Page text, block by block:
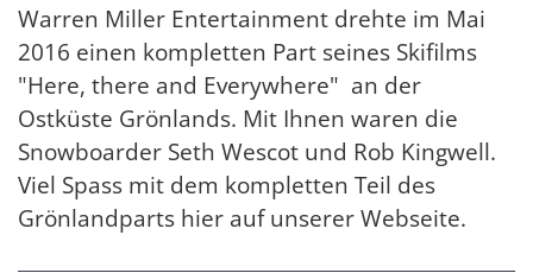
Warren Miller Entertainment drehte im Mai
2016 einen kompletten Part seines Skifilms
"Here, there and Everywhere" an der
Ostküste Grönlands. Mit Ihnen waren die
Snowboarder Seth Wescot und Rob Kingwell.
Viel Spass mit dem kompletten Teil des
Grönlandparts hier auf unserer Webseite.